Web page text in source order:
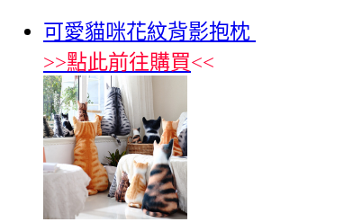
可愛貓咪花紋背影抱枕
>>點此前往購買<<